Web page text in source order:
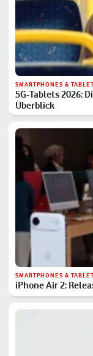
SMARTPHONES &
5G-Tablets 2026:
Überblick
SMARTPHONES &
iPhone Air 2: